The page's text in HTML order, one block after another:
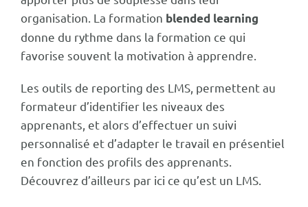
organisation. La formation blended learning
donne du rythme dans la formation ce qui
favorise souvent la motivation à apprendre.
Les outils de reporting des LMS, permettent au
formateur d’identifier les niveaux des
apprenants, et alors d’effectuer un suivi
personnalisé et d’adapter le travail en présentiel
en fonction des profils des apprenants.
Découvrez d’ailleurs par ici ce qu’est un LMS.